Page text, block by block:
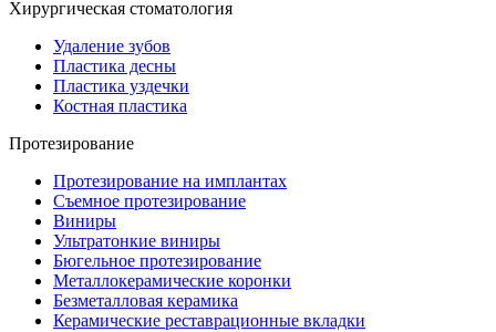
Хирургическая стоматология
Удаление зубов
Пластика десны
Пластика уздечки
Костная пластика
Протезирование
Протезирование на имплантах
Съемное протезирование
Виниры
Ультратонкие виниры
Бюгельное протезирование
Металлокерамические коронки
Безметалловая керамика
Керамические реставрационные вкладки